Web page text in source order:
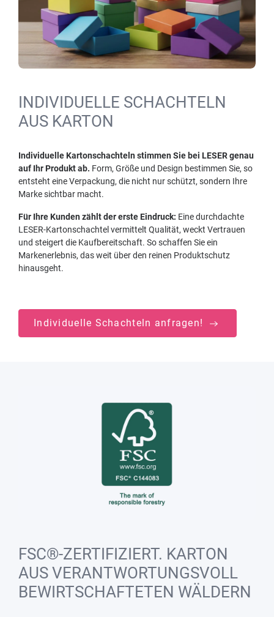
INDIVIDUELLE SCHACHTELN
AUS KARTON
Individuelle Kartonschachteln stimmen Sie bei LESER genau
auf Ihr Produkt ab. Form, Größe und Design bestimmen Sie, so
entsteht eine Verpackung, die nicht nur schützt, sondern Ihre
Marke sichtbar macht.
Für Ihre Kunden zählt der erste Eindruck: Eine durchdachte
LESER-Kartonschachtel vermittelt Qualität, weckt Vertrauen
und steigert die Kaufbereitschaft. So schaffen Sie ein
Markenerlebnis, das weit über den reinen Produktschutz
hinausgeht.
Individuelle Schachteln anfragen!
FSC®-ZERTIFIZIERT. KARTON
AUS VERANTWORTUNGSVOLL
BEWIRTSCHAFTETEN WÄLDERN